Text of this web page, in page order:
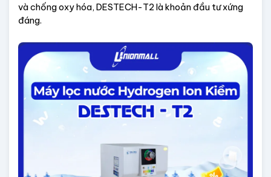
và chống oxy hóa, DESTECH-T2 là khoản đầu tư xứng
đáng.